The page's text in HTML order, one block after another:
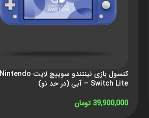
کنسول بازی نینتندو سوییچ لایت Nintendo
Switch Lite – آبی (در حد نو)
39,900,000 تومان